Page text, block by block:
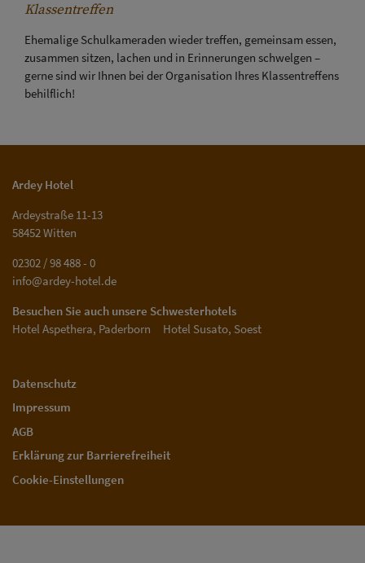
Klassentreffen
Ehemalige Schulkameraden wieder treffen, gemeinsam essen,
zusammen sitzen, lachen und in Erinnerungen schwelgen –
gerne sind wir Ihnen bei der Organisation Ihres Klassentreffens
behilflich!
Ardey Hotel
Ardeystraße 11-13
58452 Witten
02302 / 98 488 - 0
info@ardey-hotel.de
Besuchen Sie auch unsere Schwesterhotels
Hotel Aspethera, Paderborn
Hotel Susato, Soest
Datenschutz
Impressum
AGB
Erklärung zur Barrierefreiheit
Cookie-Einstellungen